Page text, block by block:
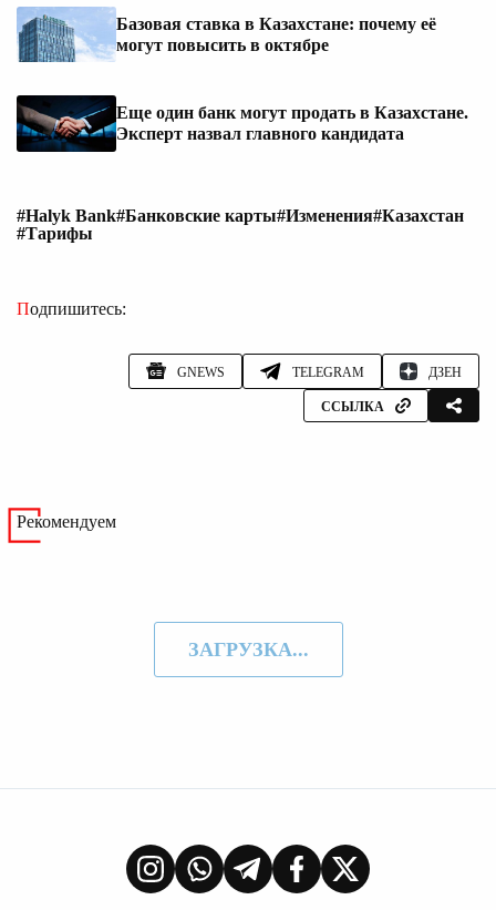
Базовая ставка в Казахстане: почему её
могут повысить в октябре
Еще один банк могут продать в Казахстане.
Эксперт назвал главного кандидата
#Halyk Bank#Банковские карты#Изменения#Казахстан
#Тарифы
Подпишитесь:
GNEWS TELEGRAM ДЗЕН
ССЫЛКА
Рекомендуем
ЗАГРУЗКА...